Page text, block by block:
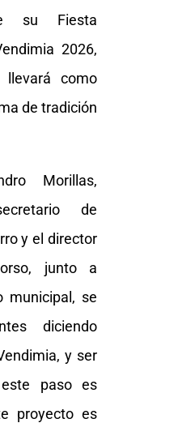
su Fiesta
2026,
como
de tradición
Morillas,
de
y el director
junto a
municipal, se
diciendo
y ser
paso es
proyecto es